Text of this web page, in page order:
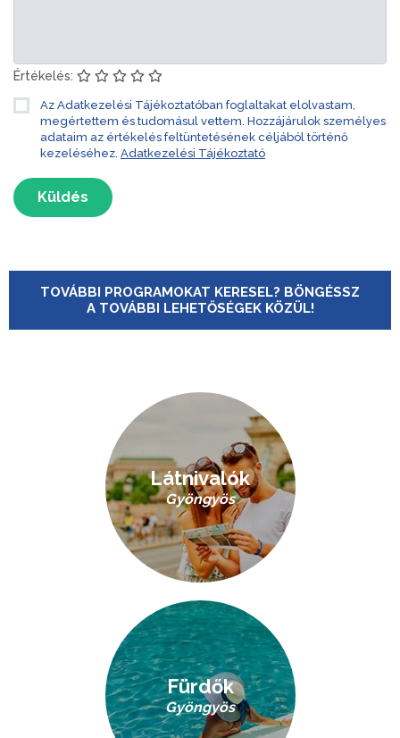
Értékelés:
Az Adatkezelési Tájékoztatóban foglaltakat elolvastam,
megértettem és tudomásul vettem. Hozzájárulok személyes
adataim az értékelés feltüntetésének céljából történő
kezeléséhez. Adatkezelési Tájékoztató
Küldés
TOVÁBBI PROGRAMOKAT KERESEL? BÖNGÉSSZ
A TOVÁBBI LEHETŐSÉGEK KÖZÜL!
Látnivalók
Gyöngyös
Fürdők
Gyöngyös